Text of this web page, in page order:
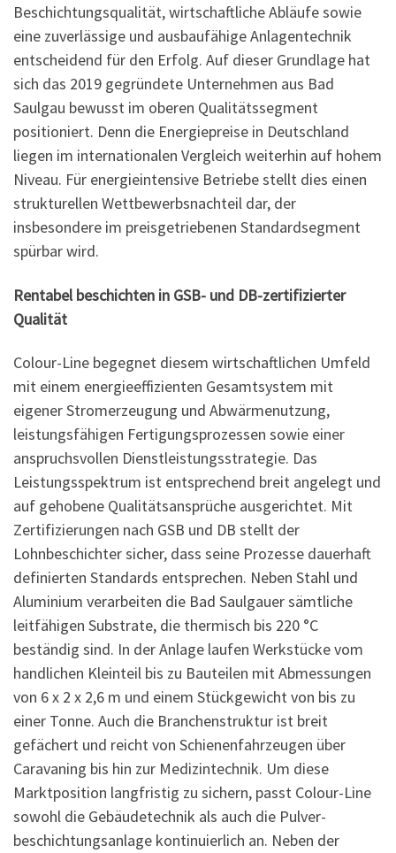
Beschichtungsqualität, wirtschaftliche Abläufe sowie
eine zuverlässige und ausbaufähige Anlagentechnik
entscheidend für den Erfolg. Auf dieser Grundlage hat
sich das 2019 gegründete Unternehmen aus Bad
Saulgau bewusst im oberen Qualitätssegment
positioniert. Denn die Energiepreise in Deutschland
liegen im internationalen Vergleich weiterhin auf hohem
Niveau. Für energieintensive Betriebe stellt dies einen
strukturellen Wettbewerbsnachteil dar, der
insbesondere im preisgetriebenen Standardsegment
spürbar wird.
Rentabel beschichten in GSB- und DB-zertifizierter
Qualität
Colour-Line begegnet diesem wirtschaftlichen Umfeld
mit einem energieeffizienten Gesamtsystem mit
eigener Stromerzeugung und Abwärmenutzung,
leistungsfähigen Fertigungsprozessen sowie einer
anspruchsvollen Dienstleistungsstrategie. Das
Leistungsspektrum ist entsprechend breit angelegt und
auf gehobene Qualitätsansprüche ausgerichtet. Mit
Zertifizierungen nach GSB und DB stellt der
Lohnbeschichter sicher, dass seine Prozesse dauerhaft
definierten Standards entsprechen. Neben Stahl und
Aluminium verarbeiten die Bad Saulgauer sämtliche
leitfähigen Substrate, die thermisch bis 220 °C
beständig sind. In der Anlage laufen Werkstücke vom
handlichen Kleinteil bis zu Bauteilen mit Abmessungen
von 6 x 2 x 2,6 m und einem Stückgewicht von bis zu
einer Tonne. Auch die Branchenstruktur ist breit
gefächert und reicht von Schienenfahrzeugen über
Caravaning bis hin zur Medizintechnik. Um diese
Marktposition langfristig zu sichern, passt Colour-Line
sowohl die Gebäudetechnik als auch die Pulver­
beschichtungsanlage kontinuierlich an. Neben der